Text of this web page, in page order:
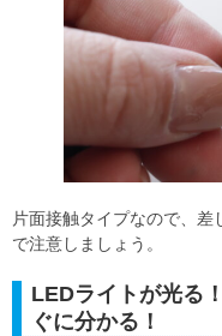
片面接触タイプなので、
で注意しましょう。
LEDライトが光る
ぐに分かる！